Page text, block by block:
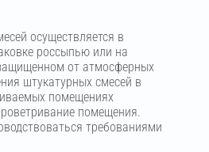
осуществляется в
россыпью или на
от атмосферных
штукатурных смесей в
помещениях
помещения.
требованиями